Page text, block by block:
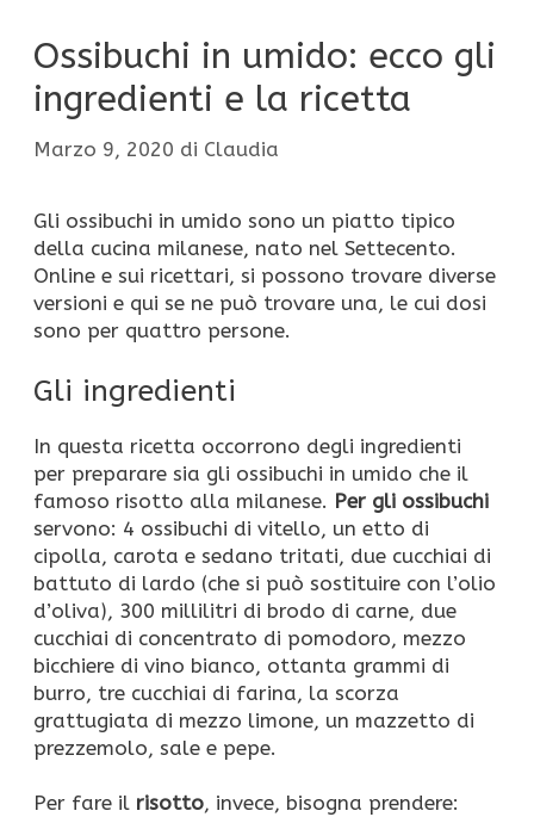
Ossibuchi in umido: ecco gli
ingredienti e la ricetta
Marzo 9, 2020 di Claudia
Gli ossibuchi in umido sono un piatto tipico
della cucina milanese, nato nel Settecento.
Online e sui ricettari, si possono trovare diverse
versioni e qui se ne può trovare una, le cui dosi
sono per quattro persone.
Gli ingredienti
In questa ricetta occorrono degli ingredienti
per preparare sia gli ossibuchi in umido che il
famoso risotto alla milanese. Per gli ossibuchi
servono: 4 ossibuchi di vitello, un etto di
cipolla, carota e sedano tritati, due cucchiai di
battuto di lardo (che si può sostituire con l’olio
d’oliva), 300 millilitri di brodo di carne, due
cucchiai di concentrato di pomodoro, mezzo
bicchiere di vino bianco, ottanta grammi di
burro, tre cucchiai di farina, la scorza
grattugiata di mezzo limone, un mazzetto di
prezzemolo, sale e pepe.
Per fare il risotto, invece, bisogna prendere: